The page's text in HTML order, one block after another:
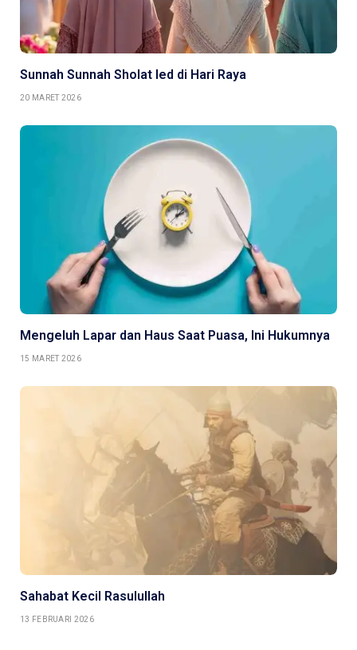
Sunnah Sunnah Sholat Ied di Hari Raya
20 MARET 2026
Mengeluh Lapar dan Haus Saat Puasa, Ini Hukumnya
15 MARET 2026
Sahabat Kecil Rasulullah
13 FEBRUARI 2026